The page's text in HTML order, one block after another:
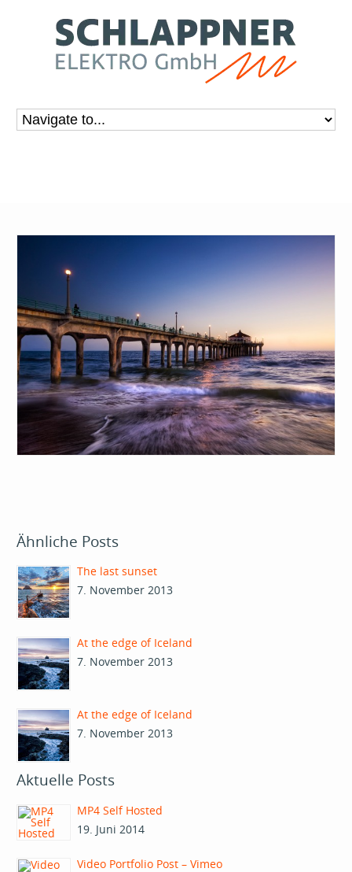
Ähnliche Posts
The last sunset
7. November 2013
At the edge of Iceland
7. November 2013
At the edge of Iceland
7. November 2013
Aktuelle Posts
MP4 Self Hosted
19. Juni 2014
Video Portfolio Post – Vimeo